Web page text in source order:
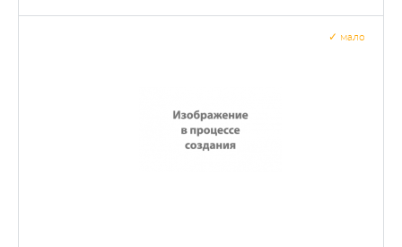
мало